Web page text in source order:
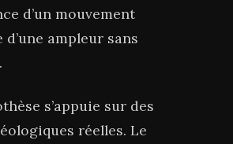
d’un mouvement
ampleur sans
s’appuie sur des
réelles. Le